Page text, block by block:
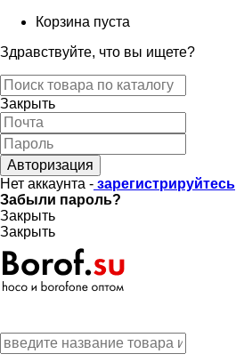
Корзина пуста
Здравствуйте, что вы ищете?
Закрыть
Авторизация
Нет аккаунта - зарегистрируйтесь
Забыли пароль?
Закрыть
Закрыть